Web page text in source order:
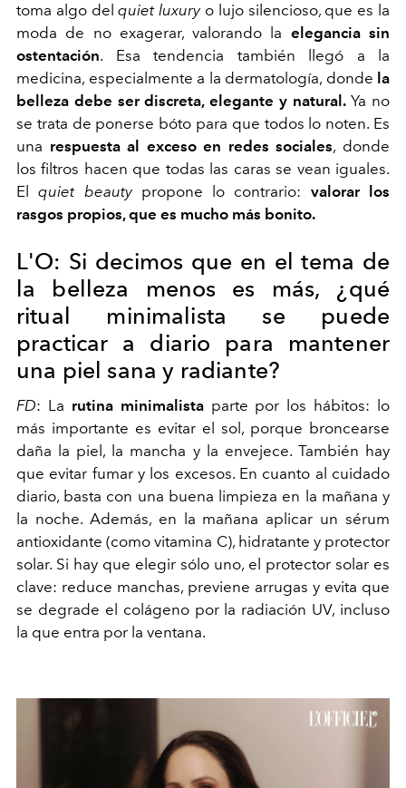
toma algo delquiet luxuryo lujo silencioso, que es la
moda de no exagerar, valorando la elegancia sin
ostentación. Esa tendencia también llegó a la
medicina, especialmente a la dermatología, donde la
belleza debe ser discreta, elegante y natural.Ya no
se trata de ponerse bóto para que todos lo noten. Es
una respuesta al exceso en redes sociales, donde
los filtros hacen que todas las caras se vean iguales.
El
quiet beautypropone lo contrario: valorar los
rasgos propios, que es mucho más bonito.
L'O: Si decimos que en el tema de
la belleza menos es más, ¿qué
ritual minimalista se puede
practicar a diario para mantener
una piel sana y radiante?
FD: La rutina minimalistaparte por los hábitos: lo
más importante es evitar el sol, porque broncearse
daña la piel, la mancha y la envejece. También hay
que evitar fumar y los excesos. En cuanto al cuidado
diario, basta con una buena limpieza en la mañana y
la noche. Además, en la mañana aplicar un sérum
antioxidante (como vitamina C), hidratante y protector
solar. Si hay que elegir sólo uno, el protector solar es
clave: reduce manchas, previene arrugas y evita que
se degrade el colágeno por la radiación UV, incluso
la que entra por la ventana.